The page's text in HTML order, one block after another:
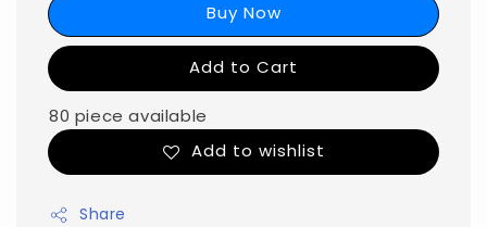
Buy Now
Add to Cart
80 piece available
Add to wishlist
Share